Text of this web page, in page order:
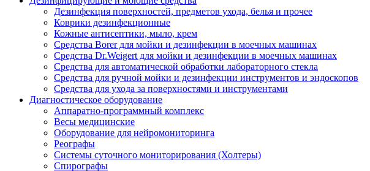
Дезинфекция поверхностей, предметов ухода, белья и прочее
Коврики дезинфекционные
Кожные антисептики, мыло, крем
Средства Borer для мойки и дезинфекции в моечных машинах
Средства Dr.Weigert для мойки и дезинфекции в моечных машинах
Средства для автоматической обработки лабораторного стекла
Средства для ручной мойки и дезинфекции инструментов и эндоскопов
Средства для ухода за поверхностями и инструментами
Диагностическое оборудование
Аппаратно-программный комплекс
Весы медицинские
Оборудование для нейромониторинга
Реографы
Системы суточного мониторирования (Холтеры)
Спирографы